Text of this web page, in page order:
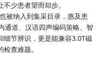
少患者望而却步。
被纳入到集采目录，惠及患
通道、汉语四声编码策略、智
细节辨识，更是能兼容3.0T磁
查难题。